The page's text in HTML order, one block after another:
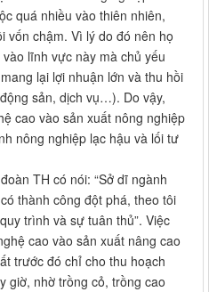
quá nhiều vào thiên nhiên,
vốn chậm. Vì lý do đó nên họ
lĩnh vực này mà chủ yếu
lại lợi nhuận lớn và thu hồi
sản, dịch vụ…). Do vậy,
cao vào sản xuất nông nghiệp
nông nghiệp lạc hậu và lối tư
TH có nói: “Sở dĩ ngành
thành công đột phá, theo tôi
trình và sự tuân thủ”. Việc
cao vào sản xuất nâng cao
trước đó chỉ cho thu hoạch
giờ, nhờ trồng cỏ, trồng cao